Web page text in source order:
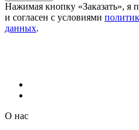
Нажимая кнопку «Заказать», я
и согласен с условиями
данных.
О нас